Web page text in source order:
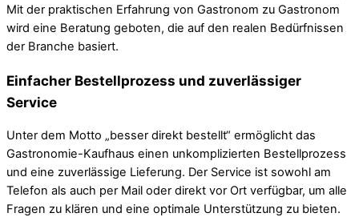
Mit der praktischen Erfahrung von Gastronom zu Gastronom
wird eine Beratung geboten, die auf den realen Bedürfnissen
der Branche basiert.
Einfacher Bestellprozess und zuverlässiger
Service
Unter dem Motto „besser direkt bestellt“ ermöglicht das
Gastronomie-Kaufhaus einen unkomplizierten Bestellprozess
und eine zuverlässige Lieferung. Der Service ist sowohl am
Telefon als auch per Mail oder direkt vor Ort verfügbar, um alle
Fragen zu klären und eine optimale Unterstützung zu bieten.